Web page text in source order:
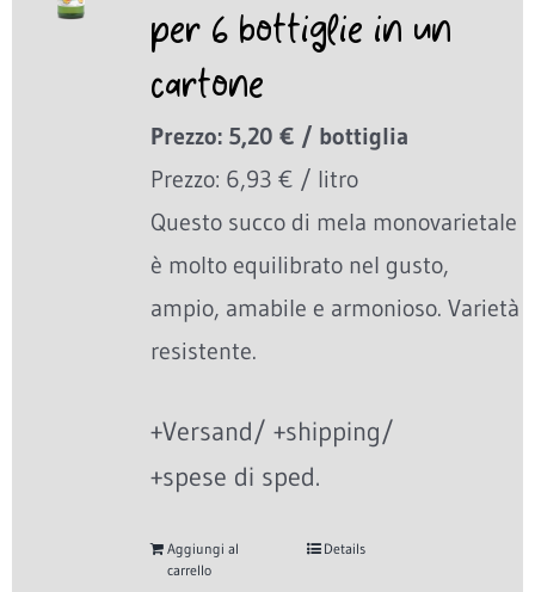
per 6 bottiglie in un
cartone
Prezzo: 5,20 € / bottiglia
Prezzo: 6,93 € / litro
Questo succo di mela monovarietale
è molto equilibrato nel gusto,
ampio, amabile e armonioso. Varietà
resistente.
+Versand/ +shipping/
+spese di sped.
Aggiungi al
carrello
Details